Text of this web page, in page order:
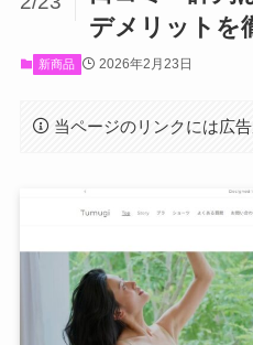
デメリットを
新商品 2026年2月23日
当ページのリンクには広